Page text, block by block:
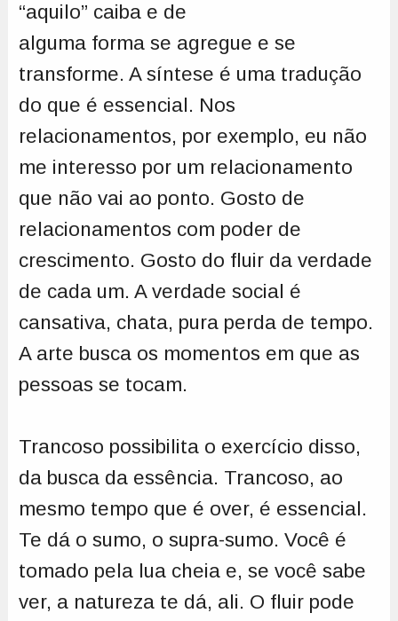
“aquilo” caiba e de
alguma forma se agregue e se
transforme. A síntese é uma tradução
do que é essencial. Nos
relacionamentos, por exemplo, eu não
me interesso por um relacionamento
que não vai ao ponto. Gosto de
relacionamentos com poder de
crescimento. Gosto do fluir da verdade
de cada um. A verdade social é
cansativa, chata, pura perda de tempo.
A arte busca os momentos em que as
pessoas se tocam.
Trancoso possibilita o exercício disso,
da busca da essência. Trancoso, ao
mesmo tempo que é over, é essencial.
Te dá o sumo, o supra-sumo. Você é
tomado pela lua cheia e, se você sabe
ver, a natureza te dá, ali. O fluir pode